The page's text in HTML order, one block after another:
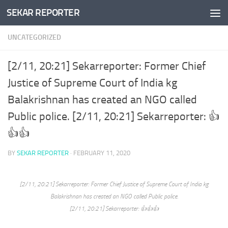
Skip to content
SEKAR REPORTER
UNCATEGORIZED
[2/11, 20:21] Sekarreporter: Former Chief
Justice of Supreme Court of India kg
Balakrishnan has created an NGO called
Public police. [2/11, 20:21] Sekarreporter: 👍
👍👍
BY SEKAR REPORTER · FEBRUARY 11, 2020
[2/11, 20:21] Sekarreporter: Former Chief Justice of Supreme Court of India kg
Balakrishnan has created an NGO called Public police.
[2/11, 20:21] Sekarreporter: 👍👍👍